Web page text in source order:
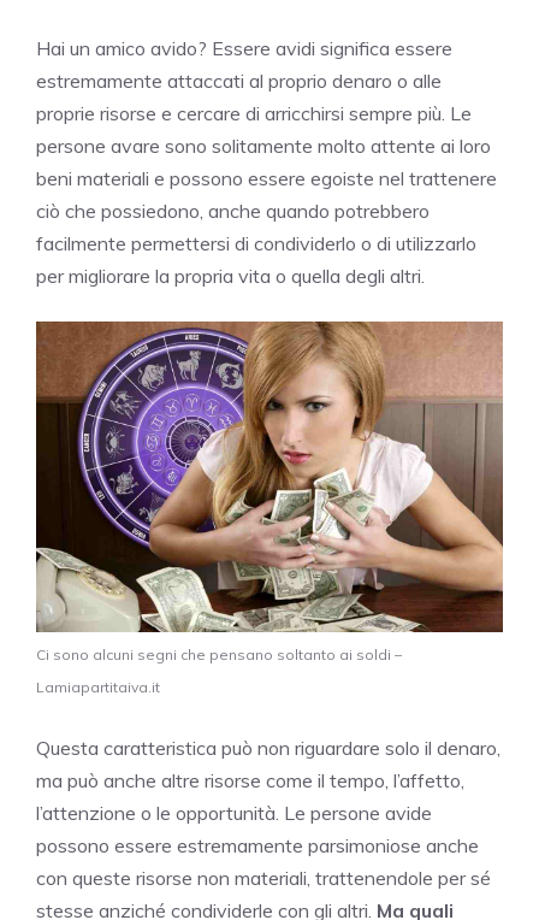
Hai un amico avido? Essere avidi significa essere
estremamente attaccati al proprio denaro o alle
proprie risorse e cercare di arricchirsi sempre più. Le
persone avare sono solitamente molto attente ai loro
beni materiali e possono essere egoiste nel trattenere
ciò che possiedono, anche quando potrebbero
facilmente permettersi di condividerlo o di utilizzarlo
per migliorare la propria vita o quella degli altri.
Ci sono alcuni segni che pensano soltanto ai soldi –
Lamiapartitaiva.it
Questa caratteristica può non riguardare solo il denaro,
ma può anche altre risorse come il tempo, l’affetto,
l’attenzione o le opportunità. Le persone avide
possono essere estremamente parsimoniose anche
con queste risorse non materiali, trattenendole per sé
stesse anziché condividerle con gli altri. Ma quali